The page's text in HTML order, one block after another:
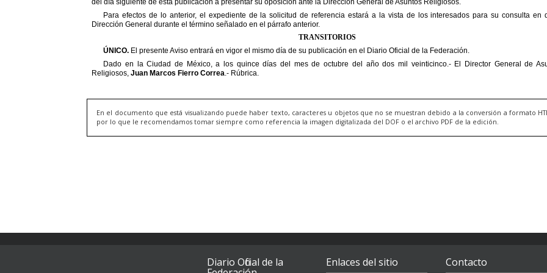
En el documento que está visualizando puede haber texto, caracteres u objetos que no se muestran debido a la conversión a formato
por lo que le recomendamos tomar siempre como referencia la imagen digitalizada del DOF o el archivo PDF de la edición.
Diario Oficial de la Enlaces del sitio Contacto